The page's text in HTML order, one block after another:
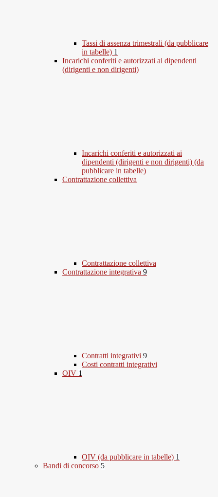
Tassi di assenza trimestrali (da pubblicare
in tabelle) 1
Incarichi conferiti e autorizzati ai dipendenti
(dirigenti e non dirigenti)
Incarichi conferiti e autorizzati ai
dipendenti (dirigenti e non dirigenti) (da
pubblicare in tabelle)
Contrattazione collettiva
Contrattazione collettiva
Contrattazione integrativa 9
Contratti integrativi 9
Costi contratti integrativi
OIV 1
OIV (da pubblicare in tabelle) 1
Bandi di concorso 5